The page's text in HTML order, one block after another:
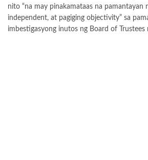
nito “na may pinakamataas na pamantayan
independent, at pagiging objectivity” sa
imbestigasyong inutos ng Board of Trustees